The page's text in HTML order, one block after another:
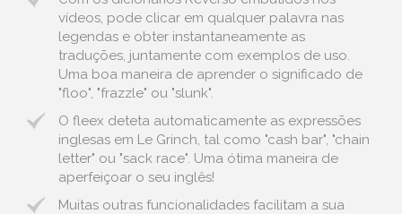
vídeos, pode clicar em qualquer palavra nas
legendas e obter instantaneamente as
traduções, juntamente com exemplos de uso.
Uma boa maneira de aprender o significado de
"floo", "frazzle" ou "slunk".
O fleex deteta automaticamente as expressões
inglesas em Le Grinch, tal como "cash bar", "chain
letter" ou "sack race". Uma ótima maneira de
aperfeiçoar o seu inglês!
Muitas outras funcionalidades facilitam a sua